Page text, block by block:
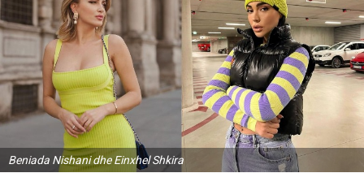
Beniada Nishani dhe Einxhel Shkira